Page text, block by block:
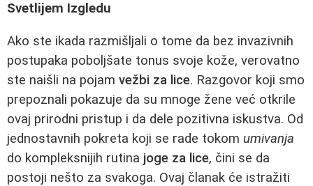
Svetlijem Izgledu
Ako ste ikada razmišljali o tome da bez invazivnih
postupaka poboljšate tonus svoje kože, verovatno
ste naišli na pojam vežbi za lice. Razgovor koji smo
prepoznali pokazuje da su mnoge žene već otkrile
ovaj prirodni pristup i da dele pozitivna iskustva. Od
jednostavnih pokreta koji se rade tokom umivanja
do kompleksnijih rutina joge za lice, čini se da
postoji nešto za svakoga. Ovaj članak će istražiti